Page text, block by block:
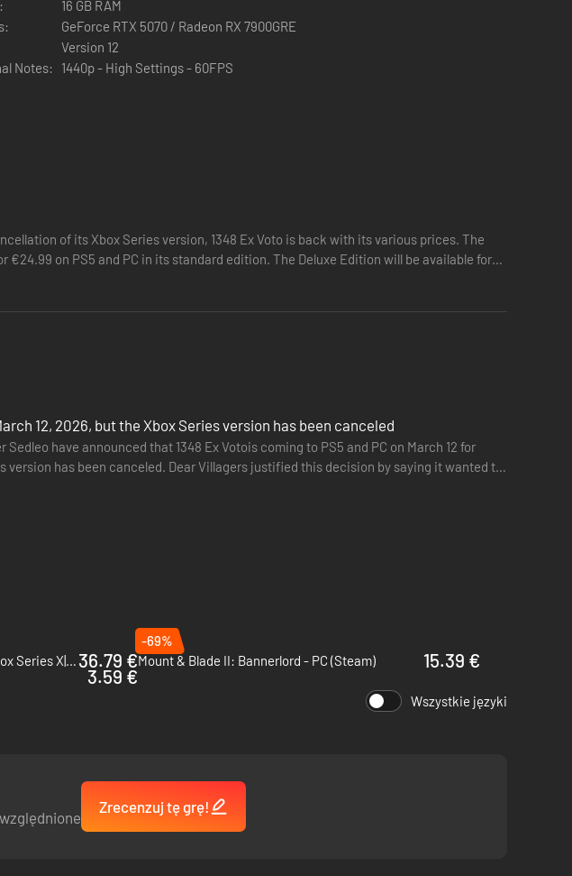
do miast. Bandyci, najemnicy i fanatycy religijni sieją spustoszenie, a na wsiach i w
walki – pomogą ci w tym aktorzy, którzy odgrywali swoje role z użyciem
dwóch postaw bojowych – możesz dzierżyć broń w jednej dłoni lub w obu.
styl walki głównej bohaterki, wykorzystując różne rodzaje broni.
16 GB RAM
GeForce RTX 5070 / Radeon RX 7900GRE
Version 12
Notes:
1440p - High Settings - 60FPS
of its Xbox Series version, 1348 Ex Voto is back with its various prices. The
on PS5 and PC in its standard edition. The Deluxe Edition will be available for
12, 2026, but the Xbox Series version has been canceled
have announced that 1348 Ex Votois coming to PS5 and PC on March 12 for
version has been canceled. Dear Villagers justified this decision by saying it wanted to
delivering…
Senua's Saga: Hellblade II - PC & Xbox Series X|S (Microsoft Store) 36.79 €
-69%
Mount & Blade II: Bannerlord - PC (Steam)
15.39 €
3.59 €
Wszystkie języki
Zrecenzuj tę grę!